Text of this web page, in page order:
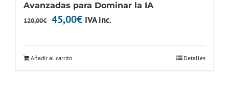
Avanzadas para Dominar la IA
120,00€ El
45,00€ElIVA inc.
Añadir al carrito Detalles